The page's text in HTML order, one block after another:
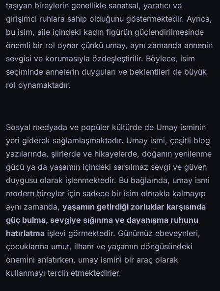
taşıyan bireylerin genellikle sanatsal, yaratıcı ve
girişimci ruhlara sahip olduğunu göstermektedir. Ayrıca,
bu isim, aile içindeki kadın figürün güçlendirilmesinde
önemli bir rol oynar çünkü umay, aynı zamanda annenin
sevgisi ve korumasıyla özdeşleştirilir. Böylece, isim
seçiminde annelerin duyguları ve beklentileri de büyük
rol oynamaktadır.
Sosyal medyada ve popüler kültürde de Umay isminin
yeri giderek sağlamlaşmaktadır. Umay ismi, çeşitli blog
yazılarında, şiirlerde ve hikayelerde, doğanın yenilenme
gücü ya da yaşamın içindeki sarsılmaz sevgi ve güven
duygusu olarak işlenmektedir. Bu bağlamda, umay ismi
modern bireyler için sadece bir isim olmakla kalmayıp
aynı zamanda, yaşamın getirdiği zorluklar karşısında
güç bulma, sevgiye sığınma ve dayanışma ruhunu
hatırlatma işlevi görmektedir. Günümüz ebeveynleri,
çocuklarına umut, ilham ve yaşamın döngüsündeki
önemini anlatırken, umay ismini bir araç olarak
kullanmayı tercih etmektedirler.